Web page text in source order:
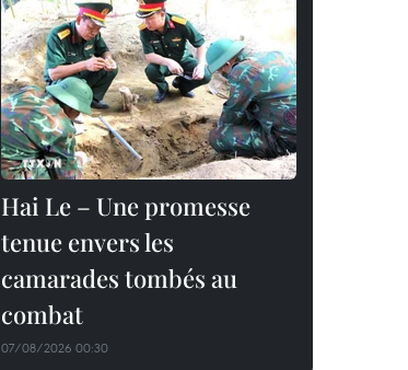
Hai Le – Une promesse
tenue envers les
camarades tombés au
combat
07/08/2026 00:30